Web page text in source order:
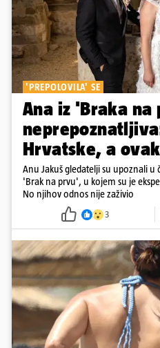
'PREPOLOVILA' SE
Ana iz 'Braka na
Hrvatske, a
Anu Jakuš gledatelji su upoznali u
'Brak na prvu', u kojem su je
No njihov odnos nije zaživio
3